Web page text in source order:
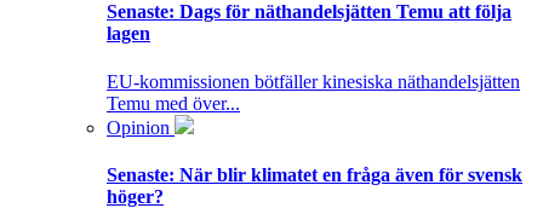
Senaste: Dags för näthandelsjätten Temu att följa
lagen
EU-kommissionen bötfäller kinesiska näthandelsjätten
Temu med över...
Opinion
Senaste: När blir klimatet en fråga även för svensk
höger?